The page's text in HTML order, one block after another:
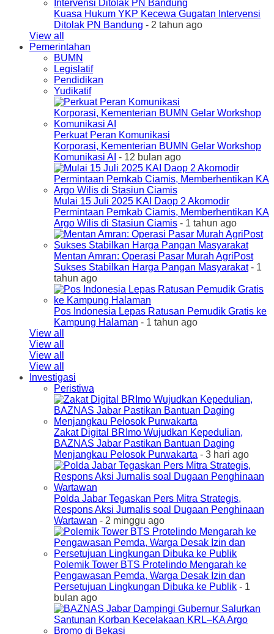
Kuasa Hukum YKP Kecewa Gugatan Intervensi
Ditolak PN Bandung - 2 tahun ago
View all
Pemerintahan
BUMN
Legislatif
Pendidikan
Yudikatif
Perkuat Peran Komunikasi
Korporasi, Kementerian BUMN Gelar Workshop
Komunikasi AI - 12 bulan ago
Mulai 15 Juli 2025 KAI Daop 2 Akomodir
Permintaan Pemkab Ciamis, Memberhentikan KA
Argo Wilis di Stasiun Ciamis - 1 tahun ago
Mentan Amran: Operasi Pasar Murah AgriPost
Sukses Stabilkan Harga Pangan Masyarakat- 1
tahun ago
Pos Indonesia Lepas Ratusan Pemudik Gratis ke
Kampung Halaman - 1 tahun ago
View all
View all
View all
View all
Investigasi
Peristiwa
Zakat Digital BRImo Wujudkan Kepedulian,
BAZNAS Jabar Pastikan Bantuan Daging
Menjangkau Pelosok Purwakarta - 3 hari ago
Polda Jabar Tegaskan Pers Mitra Strategis,
Respons Aksi Jurnalis soal Dugaan Penghinaan
Wartawan - 2 minggu ago
Polemik Tower BTS Protelindo Mengarah ke
Pengawasan Pemda, Warga Desak Izin dan
Persetujuan Lingkungan Dibuka ke Publik - 1
bulan ago